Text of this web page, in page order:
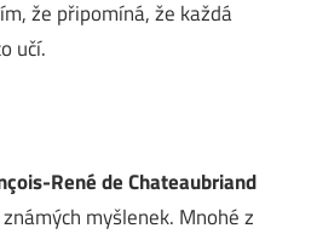
že připomíná, že každá
učí.
René de Chateaubriand
myšlenek. Mnohé z